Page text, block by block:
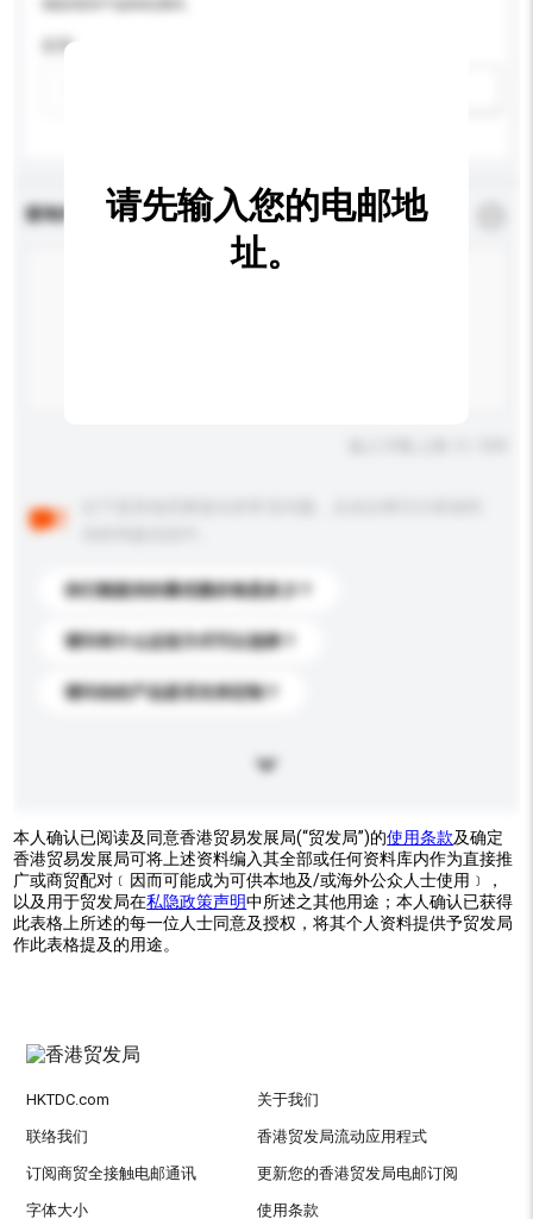
应用
查询内容 *必须填写
你们能提供的最优惠价格是多少？
请问有什么运送方式可以选择？
请问你的产品是否支持定制？
请先输入您的电邮地
址。
本人确认已阅读及同意香港贸易发展局(“贸发局”)的使用条款及确定
香港贸易发展局可将上述资料编入其全部或任何资料库内作为直接推
广或商贸配对﹝因而可能成为可供本地及/或海外公众人士使用﹞，
以及用于贸发局在私隐政策声明中所述之其他用途；本人确认已获得
此表格上所述的每一位人士同意及授权，将其个人资料提供予贸发局
作此表格提及的用途。
HKTDC.com 关于我们
联络我们 香港贸发局流动应用程式
订阅商贸全接触电邮通讯 更新您的香港贸发局电邮订阅
字体大小 使用条款